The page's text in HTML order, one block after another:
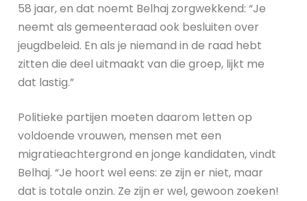
58 jaar, en dat noemt Belhaj zorgwekkend: “Je
neemt als gemeenteraad ook besluiten over
jeugdbeleid. En als je niemand in de raad hebt
zitten die deel uitmaakt van die groep, lijkt me
dat lastig.”
Politieke partijen moeten daarom letten op
voldoende vrouwen, mensen met een
migratieachtergrond en jonge kandidaten, vindt
Belhaj. “Je hoort wel eens: ze zijn er niet, maar
dat is totale onzin. Ze zijn er wel, gewoon zoeken!